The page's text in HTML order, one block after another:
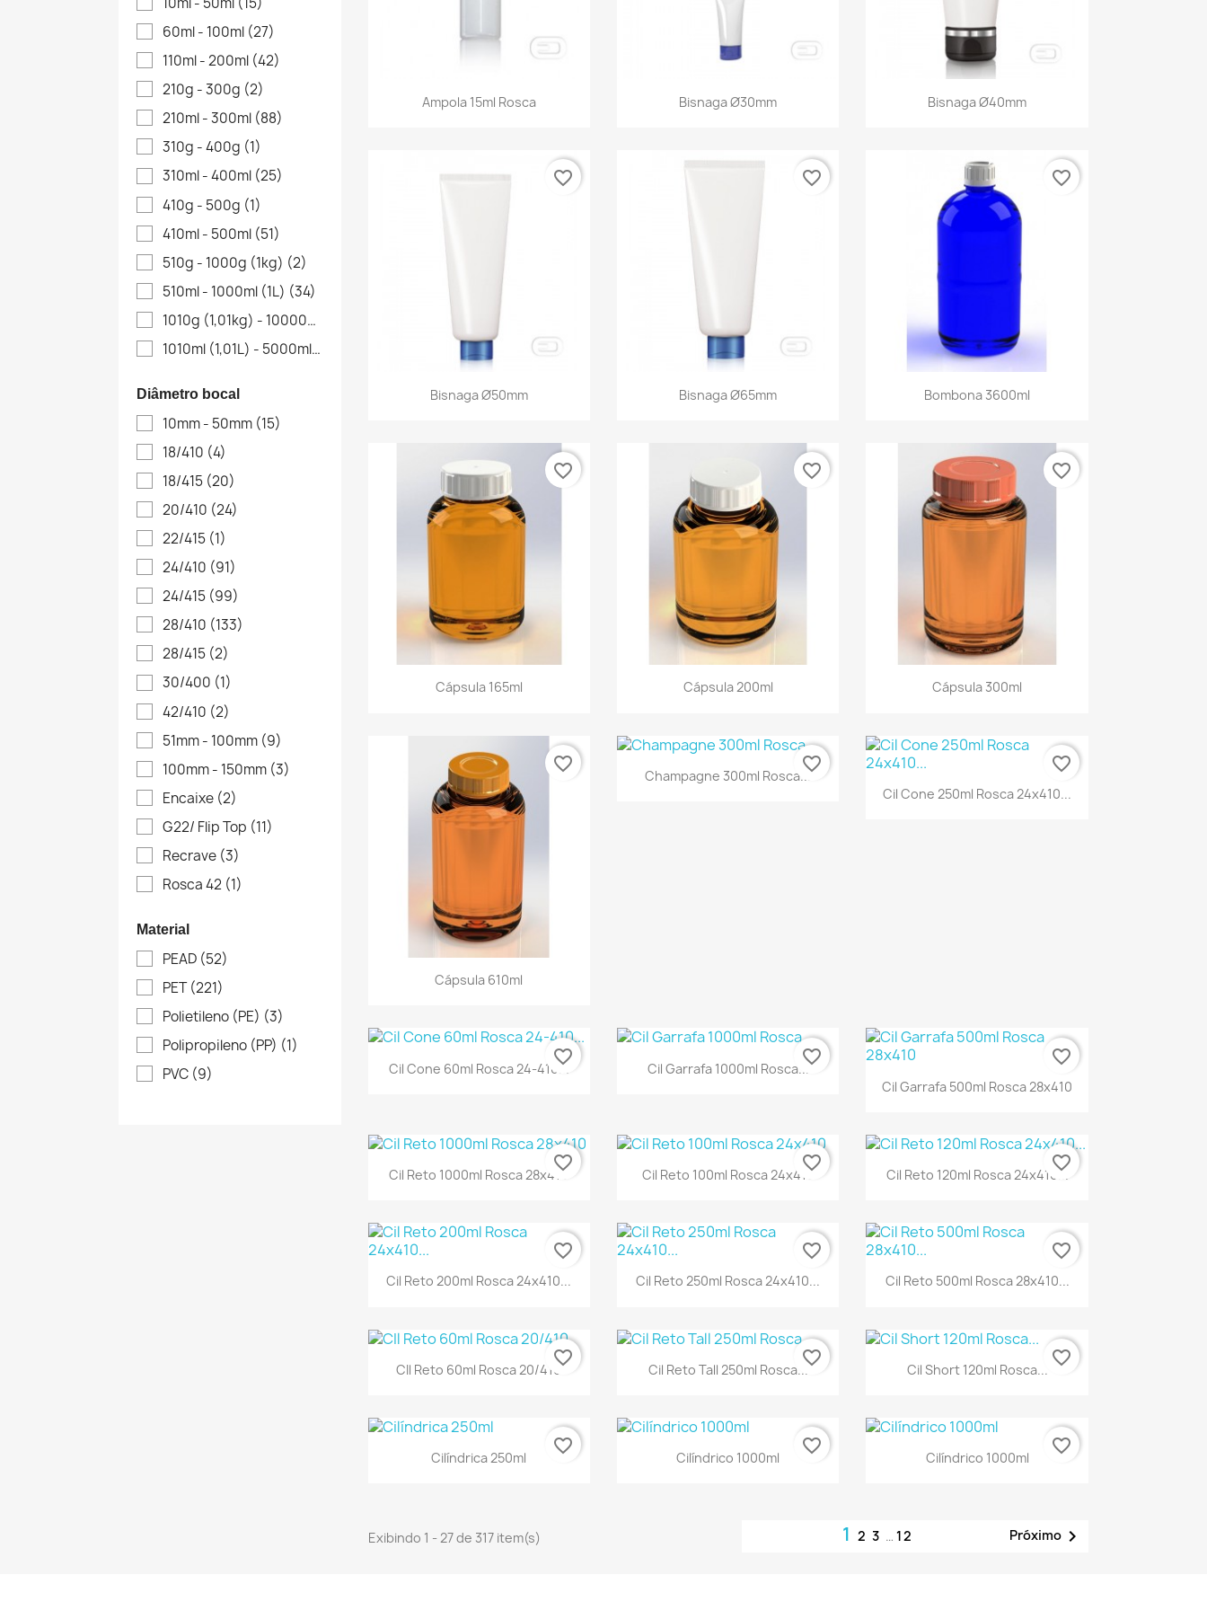
60ml - 100ml (27)
110ml - 200ml (42)
210g - 300g (2)
210ml - 300ml (88)
310g - 400g (1)
310ml - 400ml (25)
410g - 500g (1)
410ml - 500ml (51)
510g - 1000g (1kg) (2)
510ml - 1000ml (1L) (34)
1010g (1,01kg) - 10000g (10kg)
1010ml (1,01L) - 5000ml (5L)
Diâmetro bocal
10mm - 50mm (15)
18/410 (4)
18/415 (20)
20/410 (24)
22/415 (1)
24/410 (91)
24/415 (99)
28/410 (133)
28/415 (2)
30/400 (1)
42/410 (2)
51mm - 100mm (9)
100mm - 150mm (3)
Encaixe (2)
G22/ Flip Top (11)
Recrave (3)
Rosca 42 (1)
Material
PEAD (52)
PET(221)
Polietileno (PE) (3)
Polipropileno (PP) (1)
PVC (9)
Ampola 15ml Rosca Bisnaga Ø30mm Bisnaga Ø40mm
Bisnaga Ø50mm
favorite_border
Bisnaga Ø65mm
favorite_border
Bombona 3600ml
favorite_border
Cápsula 165ml
favorite_border
Cápsula 200ml
favorite_border
Cápsula 300ml
favorite_border
Cápsula 610ml
favorite_border
Champagne 300ml Rosca...
favorite_border
Cil Cone 250ml Rosca 24x410...
favorite_border
Cil Cone 60ml Rosca 24-410...
favorite_border
Cil Garrafa 1000ml Rosca...
favorite_border
Cil Garrafa 500ml Rosca 28x410
favorite_border
Cil Reto 1000ml Rosca 28x410
favorite_border
Cil Reto 100ml Rosca 24x410
favorite_border
Cil Reto 120ml Rosca 24x410...
favorite_border
Cil Reto 200ml Rosca 24x410...
favorite_border
Cil Reto 250ml Rosca 24x410...
favorite_border
Cil Reto 500ml Rosca 28x410...
favorite_border
CIl Reto 60ml Rosca 20/410
favorite_border
Cil Reto Tall 250ml Rosca...
favorite_border
Cil Short 120ml Rosca...
favorite_border
Cilíndrica 250ml
favorite_border
Cilíndrico 1000ml
favorite_border
Cilíndrico 1000ml
favorite_border
Exibindo 1 - 27 de 317 item(s) 123 … 12 Próximo